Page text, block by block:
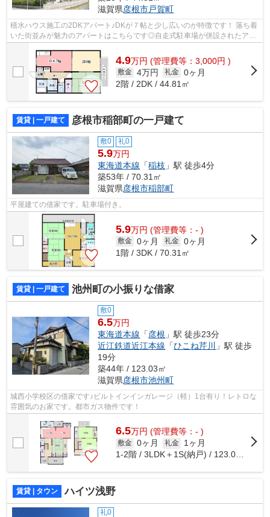
滋賀県彦根市戸賀町
積水ハウス施工の2DKアパート♪DKが７帖と少し広いのが特徴です！ 落ち着
いた街並みが魅力のアパートはこちらです◎自走式駐車場が併設されたアパ
4.9万円 (管理費等：3,000円 )
敷金 4万円 礼金 0ヶ月
2階 / 2DK / 44.81㎡
賃貸 | 一戸建て 彦根市稲部町の一戸建て
敷0 礼0
5.9万円
東海道本線 「稲枝 」駅 徒歩4分
築53年 / 70.31㎡
滋賀県彦根市稲部町
平屋建ての借家です。駐車場付き。
5.9万円 (管理費等：- )
敷金 0ヶ月 礼金 0ヶ月
1階 / 3DK / 70.31㎡
賃貸 | 一戸建て 池州町の小振りな借家
敷0
6.5万円
東海道本線 「彦根 」駅 徒歩23分
近江鉄道近江本線 「ひこね芹川
」駅 徒歩
19分
築44年 / 123.03㎡
滋賀県彦根市池州町
城西小学校区の借家です♪ビルトインインガレージ（軽）1台有り！レトロな
雰囲気のお家です。都市ガス物件です！
6.5万円 (管理費等：- )
敷金 0ヶ月 礼金
1ヶ月
1-2階 / 3LDK＋1S(納戸) / 123.03㎡
賃貸 | タウン ハイツ浅野
礼0